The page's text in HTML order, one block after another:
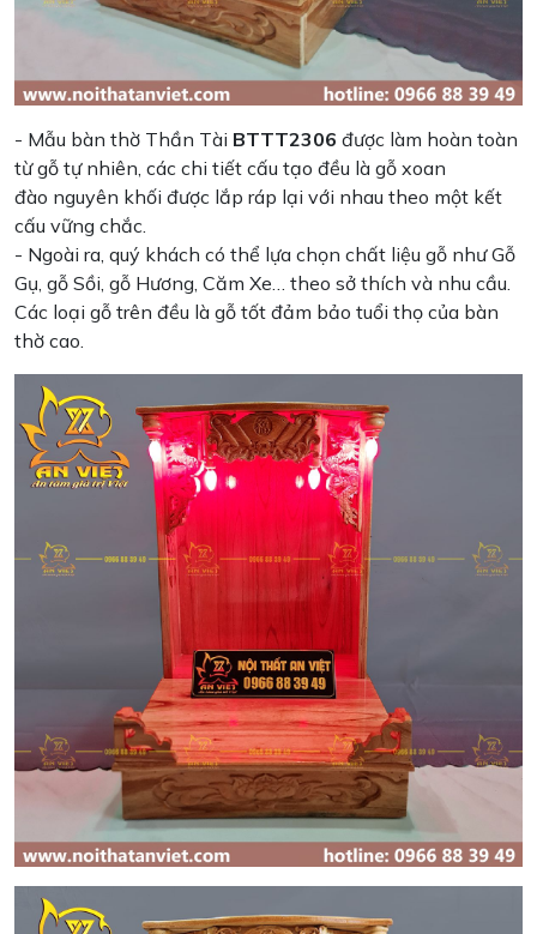
- Mẫu bàn thờ Thần Tài BTTT2306 được làm hoàn toàn
từ gỗ tự nhiên, các chi tiết cấu tạo đều là gỗ xoan
đào nguyên khối được lắp ráp lại với nhau theo một kết
cấu vững chắc.
- Ngoài ra, quý khách có thể lựa chọn chất liệu gỗ như Gỗ
Gụ, gỗ Sồi, gỗ Hương, Căm Xe… theo sở thích và nhu cầu.
Các loại gỗ trên đều là gỗ tốt đảm bảo tuổi thọ của bàn
thờ cao.